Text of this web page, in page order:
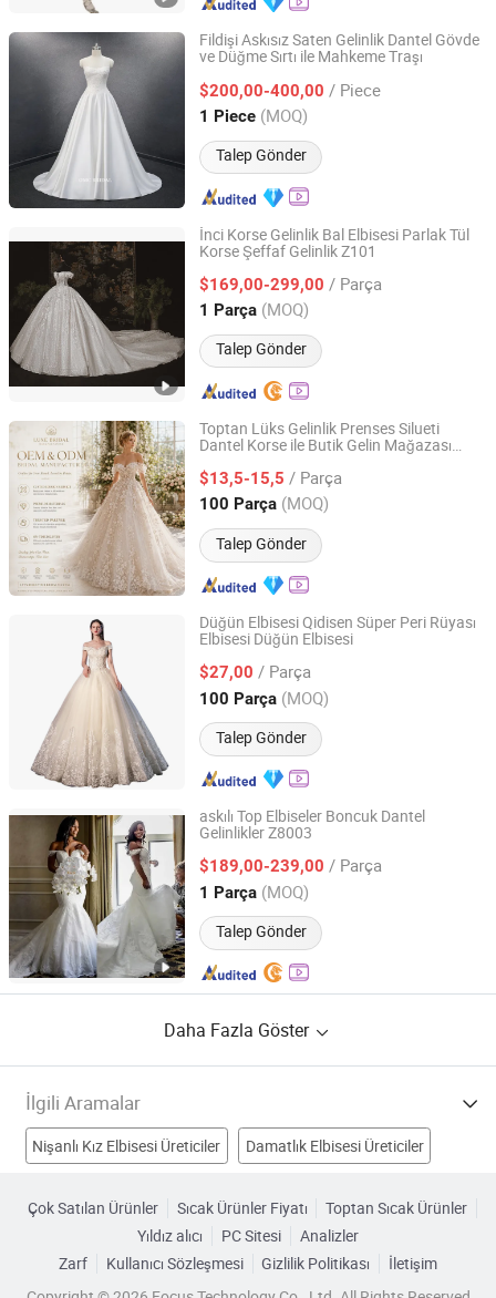
Fildişi Askısız Saten Gelinlik Dantel Gövde
ve Düğme Sırtı ile Mahkeme Traşı
$200,00-400,00 / Piece
1 Piece (MOQ)
Talep Gönder
One More Couture Apparel Designing Co., Ltd.
Jiangsu, China Fiyat 2026
İnci Korse Gelinlik Bal Elbisesi Parlak Tül
Korse Şeffaf Gelinlik Z101
$169,00-299,00 / Parça
1 Parça (MOQ)
Talep Gönder
Suzhou Leader Apparel Co., Ltd.
Jiangsu, China Fiyat 2013
Toptan Lüks Gelinlik Prenses Silueti
Dantel Korse ile Butik Gelin Mağazası
$13,5-15,5 / Parça
100 Parça (MOQ)
Talep Gönder
Shanghai Hubei Apparel Co., Ltd
Shanghai, China Fiyat 2024
Düğün Elbisesi Qidisen Süper Peri Rüyası
Elbisesi Düğün Elbisesi
$27,00 / Parça
100 Parça (MOQ)
Talep Gönder
Maxspeed Group Co., Ltd
Anhui, China Fiyat 2022
askılı Top Elbiseler Boncuk Dantel
Gelinlikler Z8003
$189,00-239,00 / Parça
1 Parça (MOQ)
Talep Gönder
Suzhou Leader Apparel Co., Ltd.
Jiangsu, China Fiyat 2013
Daha Fazla Göster
İlgili Aramalar
Nişanlı Kız Elbisesi Üreticiler Damatlık Elbisesi Üreticiler
Yeni Gelinlik Fabrikalar moda gelinlik Fabrikalar
Çok Satılan Ürünler Sıcak Ürünler Fiyatı
Toptan Sıcak Ürünler
Yıldız alıcı
PC Sitesi
Analizler
Zarf
Kullanıcı Sözleşmesi Gizlilik Politikası
İletişim